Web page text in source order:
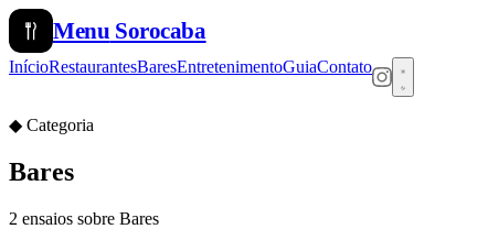
Menu Sorocaba
InícioRestaurantesBaresEntretenimentoGuiaContato
◆ Categoria
Bares
2 ensaios sobre Bares